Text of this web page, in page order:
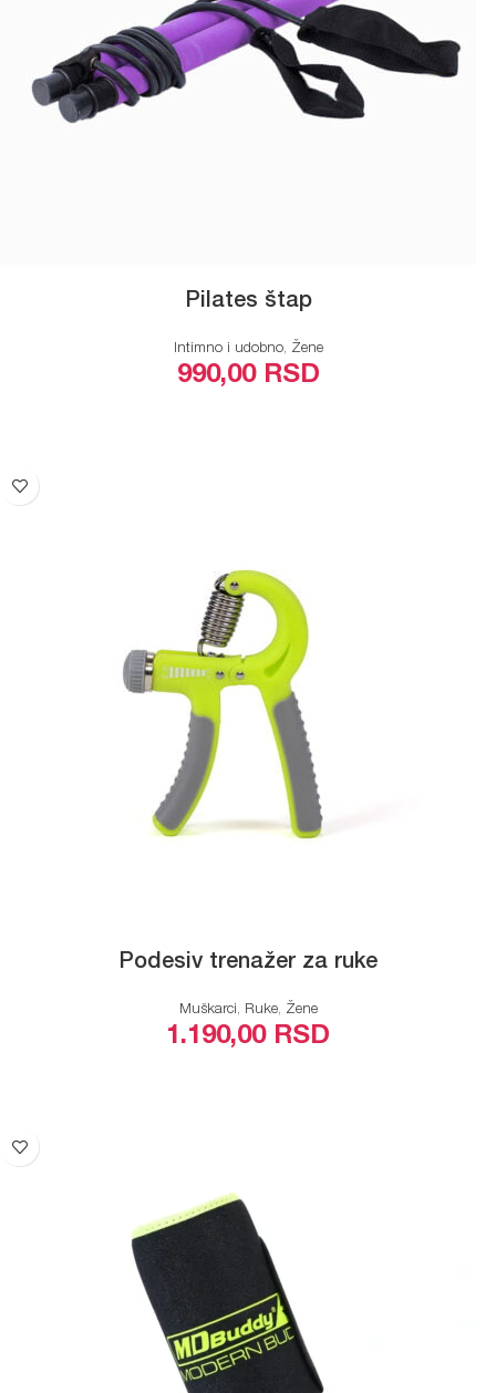
Pilates štap
Intimno i udobno, Žene
990,00 RSD
Podesiv trenažer za ruke
Muškarci, Ruke, Žene
1.190,00 RSD